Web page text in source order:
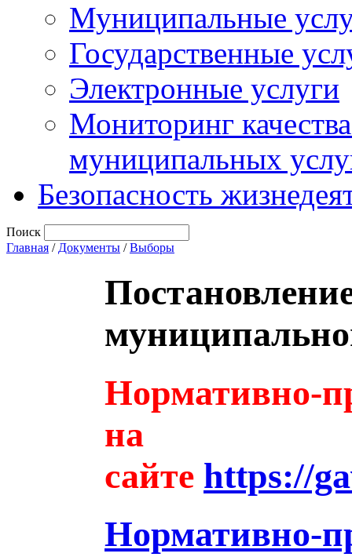
Муниципальные
Государственные
Электронные услуги
Мониторинг
муниципальных
Безопасность
Поиск
Главная / Документы /Выборы
Нормативно-
на
сайте https://
Нормативно-